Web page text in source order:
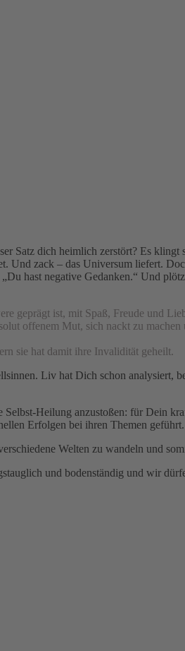
Satz dich heimlich zerstört? Es
Und zack – das Universum liefert.
hast negative Gedanken.“ Und
geprägt ist, mit Spaß, Freude und
offenem Mut, sich nackt zu
sie hat damit ihre Invalidität geheilt.
Liv hat Dich schon analysiert,
Heilung anzustoßen: für Dein
Erfolgen bei ihren Themen geführt.
Welten zu wandeln und
und bodenständig und wir